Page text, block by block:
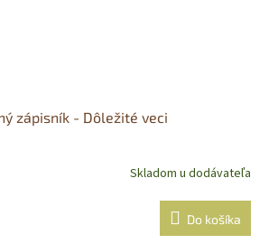
zápisník - Dôležité veci
Skladom u dodávateľa
Do košíka